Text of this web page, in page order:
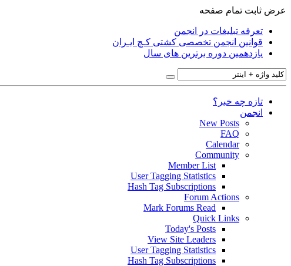
عرض ثابت تمام صفحه
تعرفه تبلیغات در انجمن
قوانین انجمن تخصصی کشتی کـچ ایـران
یازدهمین دوره برترین های سال
تازه چه خبر؟
انجمن
New Posts
FAQ
Calendar
Community
Member List
User Tagging Statistics
Hash Tag Subscriptions
Forum Actions
Mark Forums Read
Quick Links
Today's Posts
View Site Leaders
User Tagging Statistics
Hash Tag Subscriptions